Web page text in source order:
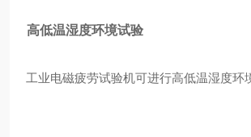
高低温湿度环境试验
工业电磁疲劳试验机可进行高低温湿度环